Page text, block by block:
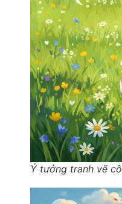
Ý tưởng tranh vẽ